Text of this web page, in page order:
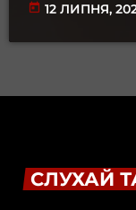
today 12 ЛИПНЯ,
СЛУХАЙ